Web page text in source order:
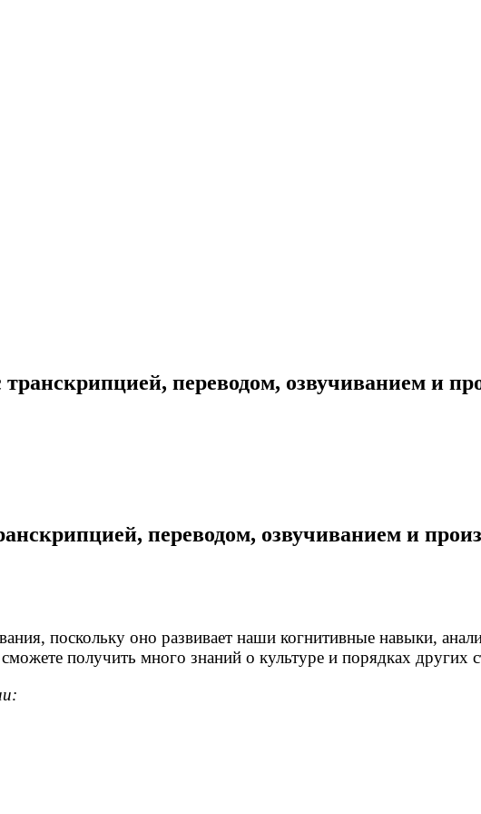
переводом, озвучиванием и
переводом, озвучиванием и
поскольку оно развивает наши когнитивные навыки,
получить много знаний о культуре и порядках других